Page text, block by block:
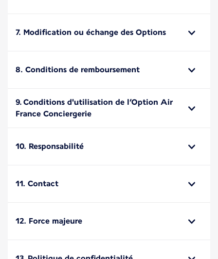
7. Modification ou échange des Options
8. Conditions de remboursement
9. Conditions d'utilisation de l’Option Air
France Conciergerie
10. Responsabilité
11. Contact
12. Force majeure